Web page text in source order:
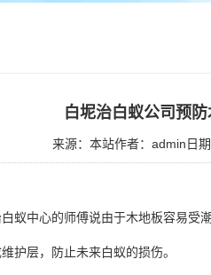
白坭治白蚁公司预
来源：本站作者：admin 日
蚁中心的师傅说由于木地板容易受
护层，防止未来白蚁的损伤。